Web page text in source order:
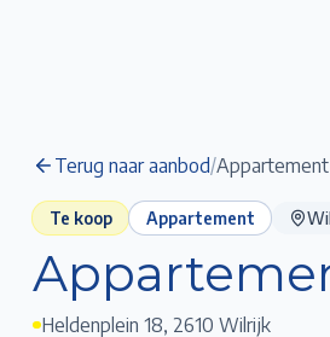
Terug naar aanbod/
Te koop Appartement
Heldenplein 18, 2610 Wilrijk